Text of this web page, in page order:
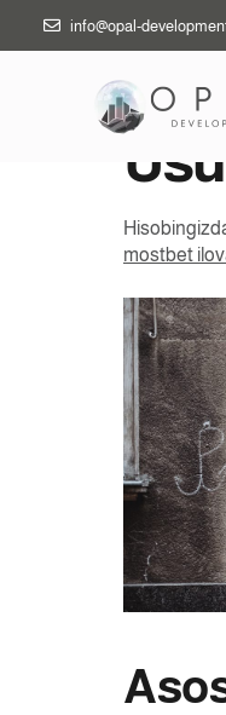
info@opal-
mostbet